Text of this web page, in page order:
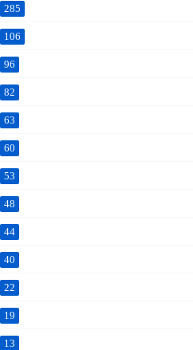
285
106
96
82
63
60
53
48
44
40
22
19
13